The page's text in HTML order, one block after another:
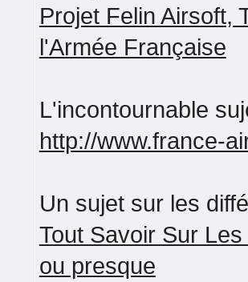
Projet Felin Airsoft,
l'Armée Française
L'incontournable
http://www.france-
Un sujet sur les
Tout Savoir Sur
ou presque